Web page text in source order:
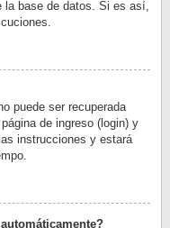
la base de datos. Si es así,
puede ser recuperada
de ingreso (login) y
instrucciones y estará